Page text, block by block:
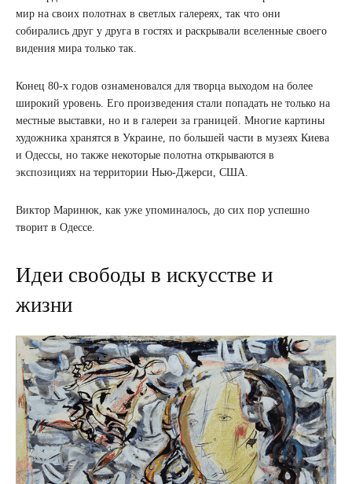
мир на своих полотнах в светлых галереях, так что они
собирались друг у друга в гостях и раскрывали вселенные своего
видения мира только так.
Конец 80-х годов ознаменовался для творца выходом на более
широкий уровень. Его произведения стали попадать не только на
местные выставки, но и в галереи за границей. Многие картины
художника хранятся в Украине, по большей части в музеях Киева
и Одессы, но также некоторые полотна открываются в
экспозициях на территории Нью-Джерси, США.
Виктор Маринюк, как уже упоминалось, до сих пор успешно
творит в Одессе.
Идеи свободы в искусстве и
жизни